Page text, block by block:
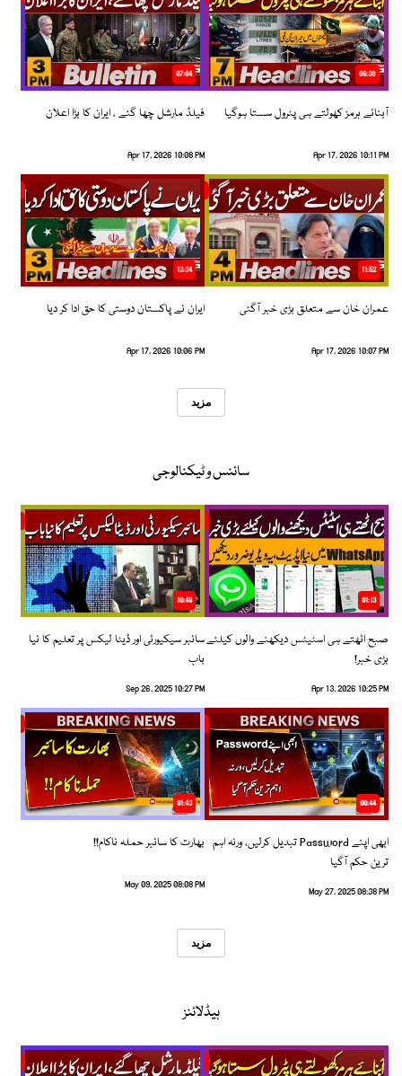
08:36
آبنائے ہرمز کھولتے ہی پٹرول سستا ہوگیا
Apr 17, 2026 10:11 PM
07:04
فیلڈ مارشل چھا گئے ، ایران کا بڑا اعلان
Apr 17, 2026 10:08 PM
11:52
عمران خان سے متعلق بڑی خبر آگئی
Apr 17, 2026 10:07 PM
13:34
ایران نے پاکستان دوستی کا حق ادا کر دیا
Apr 17, 2026 10:06 PM
مزید
سائنس و ٹیکنالوجی
01:13
صبح اٹھتے ہی اسٹیٹس دیکھنے والوں کیلئے
بڑی خبر!
Apr 13, 2026 10:25 PM
10:48
سائبر سیکیورٹی اور ڈیٹا لیکس پر تعلیم کا نیا
باب
Sep 26, 2025 10:27 PM
00:44
ابھی اپنے Password تبدیل کرلیں، ورنہ اہم
ترین حکم آگیا
May 27, 2025 08:38 PM
01:43
بھارت کا سائبر حملہ ناکام!!
May 09, 2025 08:08 PM
مزید
ہیڈلائنز